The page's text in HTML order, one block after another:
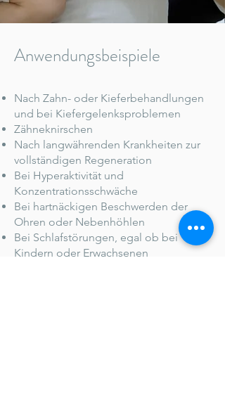
Anwendungsbeispiele
Nach Zahn- oder Kieferbehandlungen
und bei Kiefergelenksproblemen
Zähneknirschen
Nach langwährenden Krankheiten zur
vollständigen Regeneration
Bei Hyperaktivität und
Konzentrationsschwäche
Bei hartnäckigen Beschwerden der
Ohren oder Nebenhöhlen
Bei Schlafstörungen, egal ob bei
Kindern oder Erwachsenen